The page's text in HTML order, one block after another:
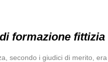
formazione
secondo i giudici di merito,